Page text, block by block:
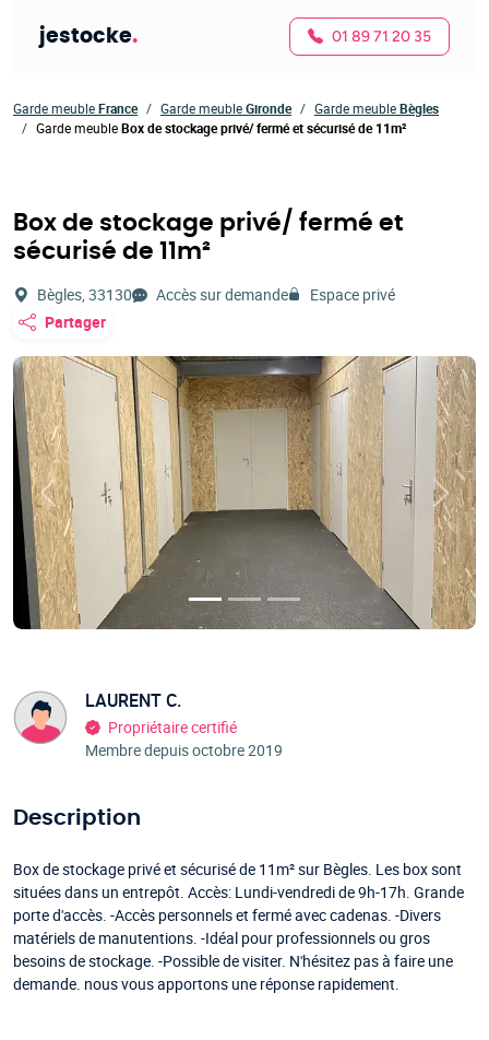
jestocke. 01 89 71 20 35
Garde meubleFrance Garde meubleGironde Garde meubleBègles
Garde meubleBox de stockage privé/ fermé et sécurisé de 11m²
Box de stockage privé/ fermé et
sécurisé de 11m²
Bègles, 33130 Accès sur demande
Espace privé
Partager
Précédent
LAURENT C.
Propriétaire certifié
Membre depuis octobre 2019
Description
Box de stockage privé et sécurisé de 11m² sur Bègles. Les box sont
situées dans un entrepôt. Accès: Lundi-vendredi de 9h-17h. Grande
porte d'accès. -Accès personnels et fermé avec cadenas. -Divers
matériels de manutentions. -Idéal pour professionnels ou gros
besoins de stockage. -Possible de visiter. N'hésitez pas à faire une
demande. nous vous apportons une réponse rapidement.